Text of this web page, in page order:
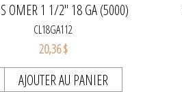
OMER 1 1/2" 18 GA (5000)
CL18GA112
20,36 $
AJOUTER AU PANIER